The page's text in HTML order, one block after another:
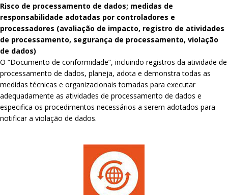
Risco de processamento de dados; medidas de
responsabilidade adotadas por controladores e
processadores (avaliação de impacto, registro de atividades
de processamento, segurança de processamento, violação
de dados)
O “Documento de conformidade”, incluindo registros da atividade de
processamento de dados, planeja, adota e demonstra todas as
medidas técnicas e organizacionais tomadas para executar
adequadamente as atividades de processamento de dados e
especifica os procedimentos necessários a serem adotados para
notificar a violação de dados.